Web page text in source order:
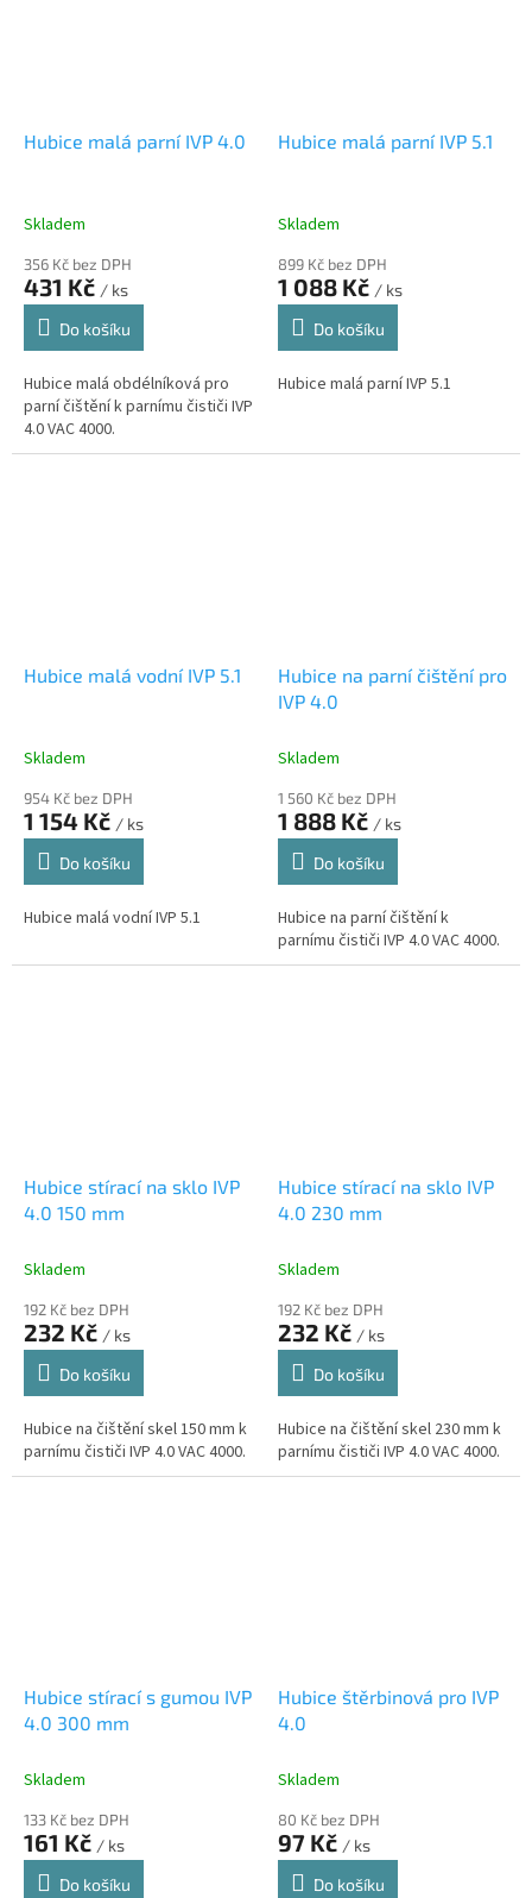
Hubice malá parní IVP 4.0
Skladem
356 Kč bez DPH
431 Kč / ks
Do košíku
Hubice malá obdélníková pro
parní čištění k parnímu čističi IVP
4.0 VAC 4000.
Hubice malá parní IVP 5.1
Skladem
899 Kč bez DPH
1 088 Kč / ks
Do košíku
Hubice malá parní IVP 5.1
Hubice malá vodní IVP 5.1
Skladem
954 Kč bez DPH
1 154 Kč / ks
Do košíku
Hubice malá vodní IVP 5.1
Hubice na parní čištění pro
IVP 4.0
Skladem
1 560 Kč bez DPH
1 888 Kč / ks
Do košíku
Hubice na parní čištění k
parnímu čističi IVP 4.0 VAC 4000.
Hubice stírací na sklo IVP
4.0 150 mm
Skladem
192 Kč bez DPH
232 Kč / ks
Do košíku
Hubice na čištění skel 150 mm k
parnímu čističi IVP 4.0 VAC 4000.
Hubice stírací na sklo IVP
4.0 230 mm
Skladem
192 Kč bez DPH
232 Kč / ks
Do košíku
Hubice na čištění skel 230 mm k
parnímu čističi IVP 4.0 VAC 4000.
Hubice stírací s gumou IVP
4.0 300 mm
Skladem
133 Kč bez DPH
161 Kč / ks
Do košíku
Hubice štěrbinová pro IVP
4.0
Skladem
80 Kč bez DPH
97 Kč / ks
Do košíku